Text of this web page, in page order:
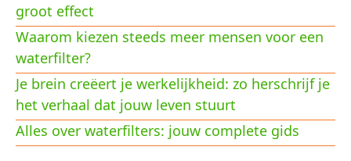
groot effect
Waarom kiezen steeds meer mensen voor een
waterfilter?
Je brein creëert je werkelijkheid: zo herschrijf je
het verhaal dat jouw leven stuurt
Alles over waterfilters: jouw complete gids